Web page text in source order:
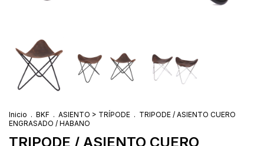
Inicio . BKF . ASIENTO > TRÍPODE . TRIPODE / ASIENTO CUERO
ENGRASADO / HABANO
TRIPODE / ASIENTO CUERO